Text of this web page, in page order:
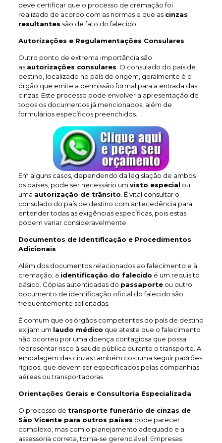
deve certificar que o processo de cremação foi
realizado de acordo com as normas e que as cinzas
resultantes são de fato do falecido.
Autorizações e Regulamentações Consulares
Outro ponto de extrema importância são
as autorizações consulares . O consulado do país de
destino, localizado no país de origem, geralmente é o
órgão que emite a permissão formal para a entrada das
cinzas. Este processo pode envolver a apresentação de
todos os documentos já mencionados, além de
formulários específicos preenchidos.
Em alguns casos, dependendo da legislação de ambos
os países, pode ser necessário um visto especial ou
uma autorização de trânsito . É vital consultar o
consulado do país de destino com antecedência para
entender todas as exigências específicas, pois estas
podem variar consideravelmente.
Documentos de Identificação e Procedimentos
Adicionais
Além dos documentos relacionados ao falecimento e à
cremação, a identificação do falecido é um requisito
básico. Cópias autenticadas do passaporteou outro
documento de identificação oficial do falecido são
frequentemente solicitadas.
É comum que os órgãos competentes do país de destino
exijam um laudo médico que ateste que o falecimento
não ocorreu por uma doença contagiosa que possa
representar risco à saúde pública durante o transporte. A
embalagem das cinzas também costuma seguir padrões
rígidos, que devem ser especificados pelas companhias
aéreas ou transportadoras.
Orientações Gerais e Consultoria Especializada
O processo de transporte funerário de cinzas de
São Vicente para outros países pode parecer
complexo, mas com o planejamento adequado e a
assessoria correta, torna-se gerenciável. Empresas